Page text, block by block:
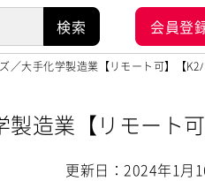
会員登
／大手化学製造業【リモート可】【
造業【リモート
更新日：2024年1月